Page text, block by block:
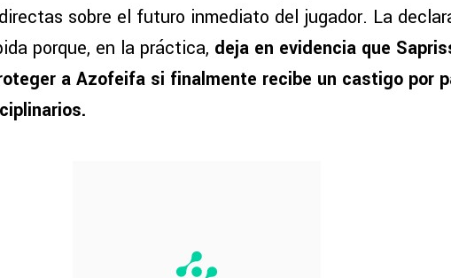
sobre el futuro inmediato del jugador. La
porque, en la práctica, deja en evidencia que
a Azofeifa si finalmente recibe un castigo por